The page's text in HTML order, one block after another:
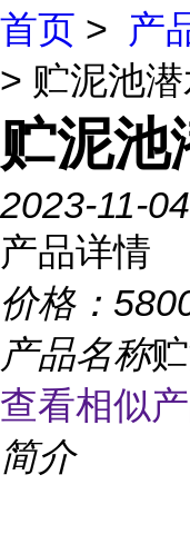
首页 > 产
> 贮泥池
贮泥池
2023-11-04
产品详情
价格：
产品名称
查看相似
简介